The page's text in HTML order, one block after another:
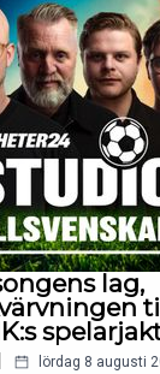
Tim och Hugo
upp den
för match i
att se ut.
lag,
lördag 8 augusti